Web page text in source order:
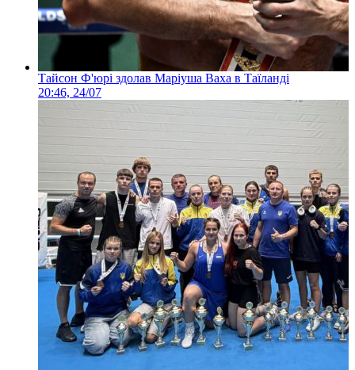
Тайсон Ф'юрі здолав Маріуша Ваха в Таїланді
20:46, 24/07